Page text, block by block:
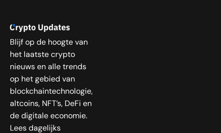
Blijf op de hoogte van
het laatste crypto
nieuws en alle trends
op het gebied van
blockchaintechnologie,
altcoins, NFT’s, DeFi en
de digitale economie.
Lees dagelijks